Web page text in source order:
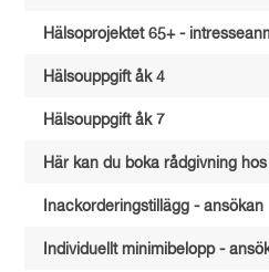
Hälsoprojektet 65+ -
Hälsouppgift åk 4
Hälsouppgift åk 7
Här kan du boka rådgivning
Inackorderingstillägg - ansökan
Individuellt minimibelopp -